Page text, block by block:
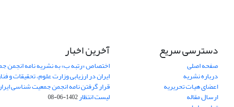
دسترسی سریع
صفحه اصلی
درباره نشریه
اعضای هیات تحریریه
ارسال مقاله
آخرین اخبار
اختصاص «رتبه ب» به نشریه نامه انجمن
ایران در ارزیابی وزارت علوم، تحقیقات و
قرار گرفتن نامه انجمن جمعیت شناسی
لیست انتظار1402-06-08